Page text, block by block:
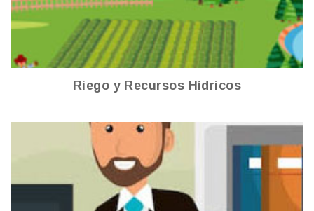
Riego y Recursos Hídricos
Secretaría General